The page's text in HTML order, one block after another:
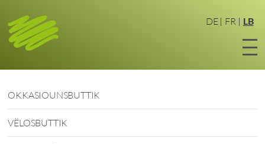
DE FR LB
OKKASIOUNSBUTTIK
VËLOSBUTTIK